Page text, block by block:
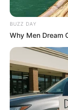
…..ชาวธนูเป็นค
เรื่องความรักที่
เรื่องเซ็กซ์อยู่มา
เงื่อนไขกับมันม
สังสรรค์กับผู้คน
คนรักของเขาจ
ที่ว่าทั้งเขาและ
BUZZ DAY
Why Men Dream